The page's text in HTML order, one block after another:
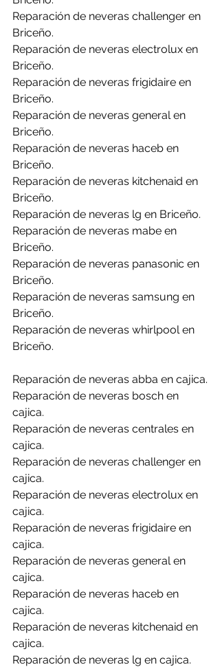
Reparación de neveras challenger en
Briceño.
Reparación de neveras electrolux en
Briceño.
Reparación de neveras frigidaire en
Briceño.
Reparación de neveras general en
Briceño.
Reparación de neveras haceb en
Briceño.
Reparación de neveras kitchenaid en
Briceño.
Reparación de neveras lg en Briceño.
Reparación de neveras mabe en
Briceño.
Reparación de neveras panasonic en
Briceño.
Reparación de neveras samsung en
Briceño.
Reparación de neveras whirlpool en
Briceño.
Reparación de neveras abba en cajica.
Reparación de neveras bosch en
cajica.
Reparación de neveras centrales en
cajica.
Reparación de neveras challenger en
cajica.
Reparación de neveras electrolux en
cajica.
Reparación de neveras frigidaire en
cajica.
Reparación de neveras general en
cajica.
Reparación de neveras haceb en
cajica.
Reparación de neveras kitchenaid en
cajica.
Reparación de neveras lg en cajica.